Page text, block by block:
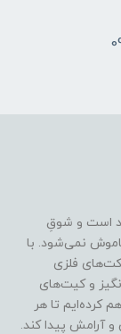
است و شوقِ
نمی‌شود. با
فلزی
و کیت‌های
کرده‌ایم تا هر
آرامش پیدا کند.